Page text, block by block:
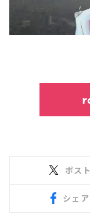
ポスト
シェア